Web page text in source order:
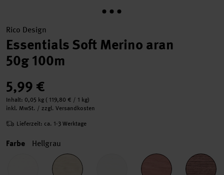
Rico Design
Essentials Soft Merino aran
50g 100m
5,99 €
Inhalt: 0,05 kg ( 119,80 € / 1 kg)
inkl. MwSt. / zzgl. Versandkosten
Lieferzeit: ca. 1-3 Werktage
Farbe Hellgrau